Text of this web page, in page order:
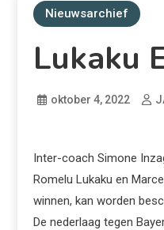
Nieuwsarchief
Lukaku
oktober 4, 2022
Inter-coach Simone
Romelu Lukaku en
winnen, kan worden
De nederlaag tegen